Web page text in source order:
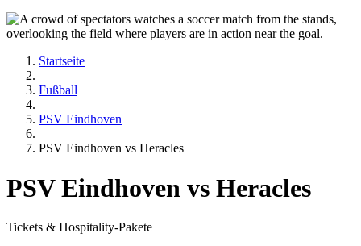
Startseite
Fußball
PSV Eindhoven
PSV Eindhoven vs Heracles
PSV Eindhoven vs Heracles
Tickets & Hospitality-Pakete